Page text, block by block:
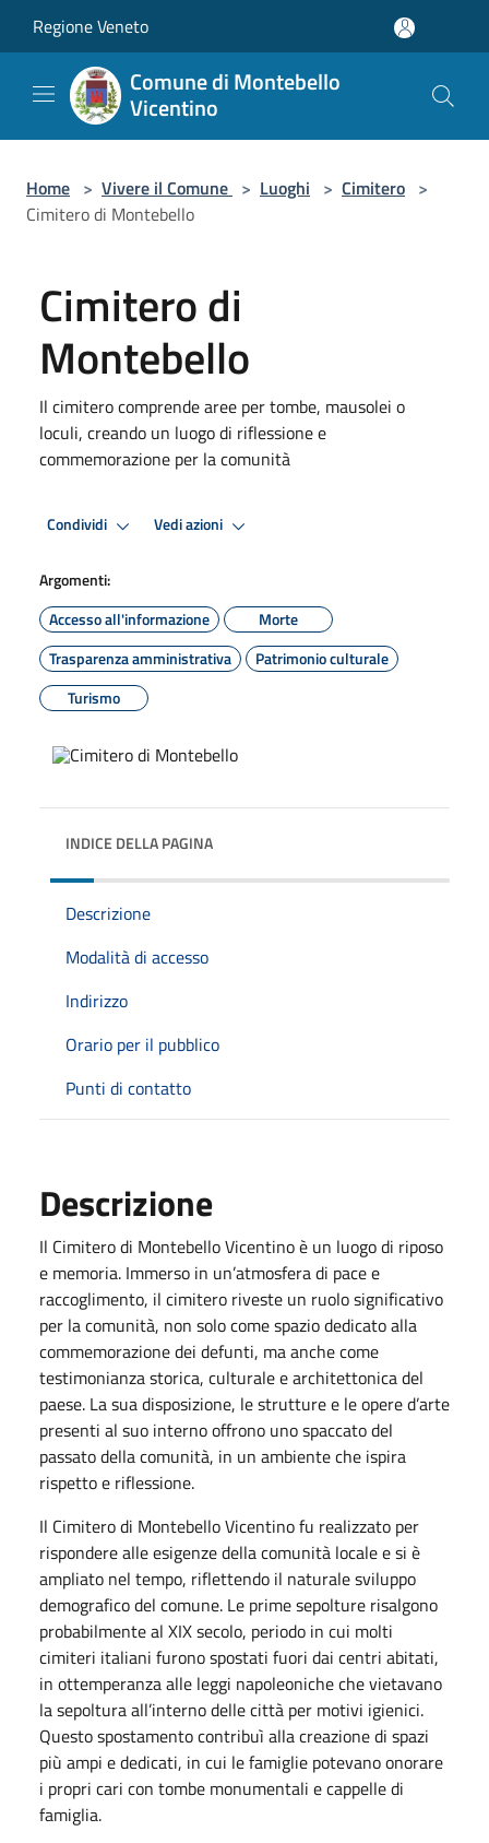
Regione Veneto
Comune di Montebello
Vicentino
Home > Vivere il Comune > Luoghi > Cimitero >
Cimitero di Montebello
Cimitero di
Montebello
Il cimitero comprende aree per tombe, mausolei o
loculi, creando un luogo di riflessione e
commemorazione per la comunità
Condividi Vedi azioni
Argomenti:
Accesso all'informazione
Morte
Trasparenza amministrativa
Patrimonio culturale
Turismo
INDICE DELLA PAGINA
Descrizione
Modalità di accesso
Indirizzo
Orario per il pubblico
Punti di contatto
Descrizione
Il Cimitero di Montebello Vicentino è un luogo di riposo
e memoria. Immerso in un’atmosfera di pace e
raccoglimento, il cimitero riveste un ruolo significativo
per la comunità, non solo come spazio dedicato alla
commemorazione dei defunti, ma anche come
testimonianza storica, culturale e architettonica del
paese. La sua disposizione, le strutture e le opere d’arte
presenti al suo interno offrono uno spaccato del
passato della comunità, in un ambiente che ispira
rispetto e riflessione.
Il Cimitero di Montebello Vicentino fu realizzato per
rispondere alle esigenze della comunità locale e si è
ampliato nel tempo, riflettendo il naturale sviluppo
demografico del comune. Le prime sepolture risalgono
probabilmente al XIX secolo, periodo in cui molti
cimiteri italiani furono spostati fuori dai centri abitati,
in ottemperanza alle leggi napoleoniche che vietavano
la sepoltura all’interno delle città per motivi igienici.
Questo spostamento contribuì alla creazione di spazi
più ampi e dedicati, in cui le famiglie potevano onorare
i propri cari con tombe monumentali e cappelle di
famiglia.